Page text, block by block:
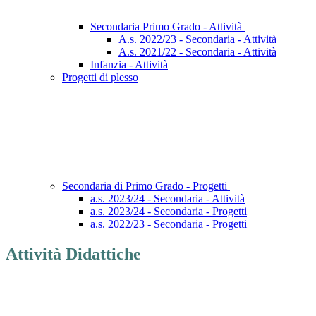
Secondaria Primo Grado - Attività
A.s. 2022/23 - Secondaria - Attività
A.s. 2021/22 - Secondaria - Attività
Infanzia - Attività
Progetti di plesso
Secondaria di Primo Grado - Progetti
a.s. 2023/24 - Secondaria - Attività
a.s. 2023/24 - Secondaria - Progetti
a.s. 2022/23 - Secondaria - Progetti
Attività Didattiche